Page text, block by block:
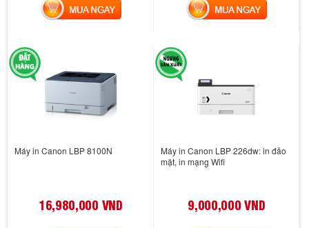
MUA NGAY
MUA NGAY
Máy in Canon LBP 8100N
16,980,000 VND
Máy in Canon LBP 226dw: in đảo
mặt, in mạng Wifi
9,000,000 VND